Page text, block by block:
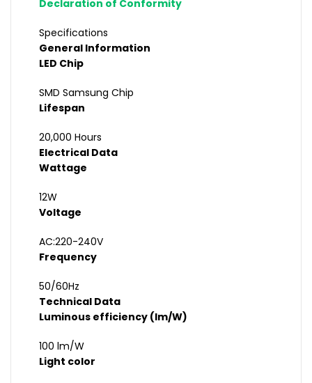
Declaration of Conformity
Specifications
General Information
LED Chip
SMD Samsung Chip
Lifespan
20,000 Hours
Electrical Data
Wattage
12W
Voltage
AC:220-240V
Frequency
50/60Hz
Technical Data
Luminous efficiency (lm/W)
100 lm/W
Light color